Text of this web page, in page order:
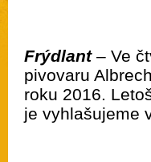
Frýdlant– Ve
pivovaru
roku 2016.
je vyhlašujeme